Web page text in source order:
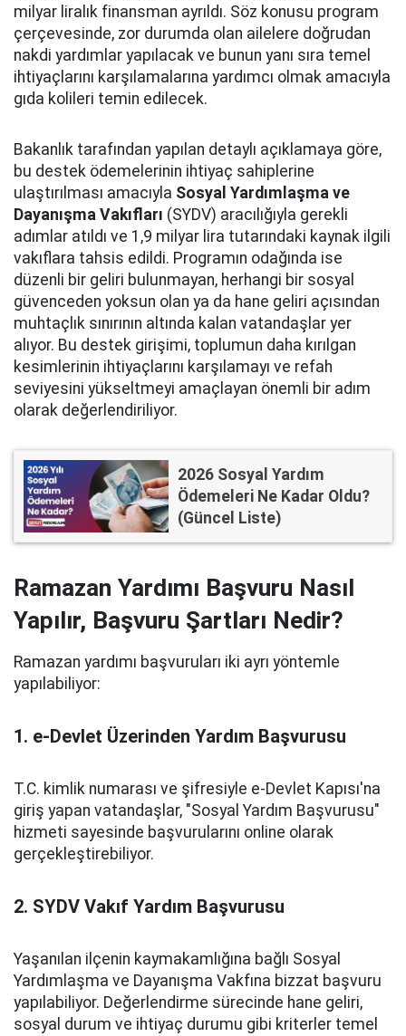
milyar liralık finansman ayrıldı. Söz konusu program
çerçevesinde, zor durumda olan ailelere doğrudan
nakdi yardımlar yapılacak ve bunun yanı sıra temel
ihtiyaçlarını karşılamalarına yardımcı olmak amacıyla
gıda kolileri temin edilecek.
Bakanlık tarafından yapılan detaylı açıklamaya göre,
bu destek ödemelerinin ihtiyaç sahiplerine
ulaştırılması amacıyla Sosyal Yardımlaşma ve
Dayanışma Vakıfları (SYDV) aracılığıyla gerekli
adımlar atıldı ve 1,9 milyar lira tutarındaki kaynak ilgili
vakıflara tahsis edildi. Programın odağında ise
düzenli bir geliri bulunmayan, herhangi bir sosyal
güvenceden yoksun olan ya da hane geliri açısından
muhtaçlık sınırının altında kalan vatandaşlar yer
alıyor. Bu destek girişimi, toplumun daha kırılgan
kesimlerinin ihtiyaçlarını karşılamayı ve refah
seviyesini yükseltmeyi amaçlayan önemli bir adım
olarak değerlendiriliyor.
2026 Sosyal Yardım
Ödemeleri Ne Kadar Oldu?
(Güncel Liste)
Ramazan Yardımı Başvuru Nasıl
Yapılır, Başvuru Şartları Nedir?
Ramazan yardımı başvuruları iki ayrı yöntemle
yapılabiliyor:
1. e-Devlet Üzerinden Yardım Başvurusu
T.C. kimlik numarası ve şifresiyle e-Devlet Kapısı'na
giriş yapan vatandaşlar, "Sosyal Yardım Başvurusu"
hizmeti sayesinde başvurularını online olarak
gerçekleştirebiliyor.
2. SYDV Vakıf Yardım Başvurusu
Yaşanılan ilçenin kaymakamlığına bağlı Sosyal
Yardımlaşma ve Dayanışma Vakfına bizzat başvuru
yapılabiliyor. Değerlendirme sürecinde hane geliri,
sosyal durum ve ihtiyaç durumu gibi kriterler temel